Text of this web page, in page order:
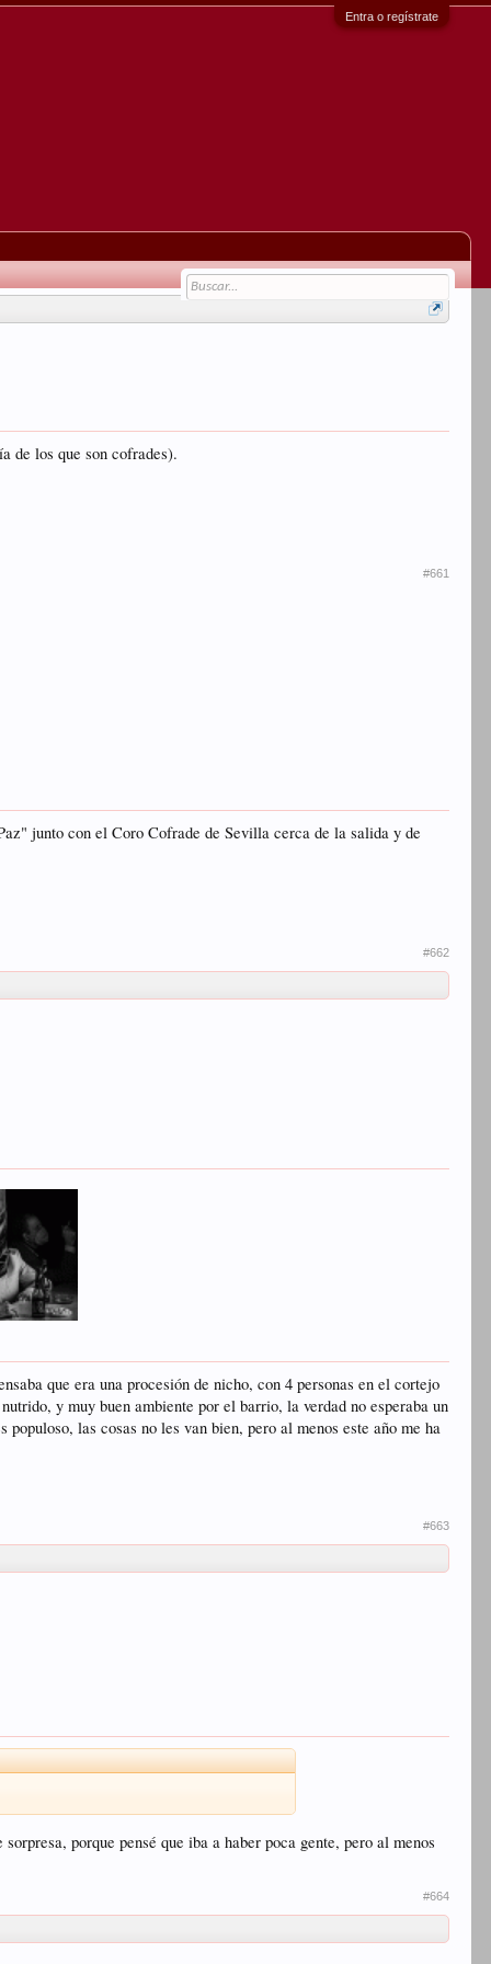
Entra o regístrate
de los que son cofrades).
#661
junto con el Coro Cofrade de Sevilla cerca de la salida y de
#662
que era una procesión de nicho, con 4 personas en el cortejo
y muy buen ambiente por el barrio, la verdad no esperaba un
las cosas no les van bien, pero al menos este año me ha
#663
porque pensé que iba a haber poca gente, pero al menos
#664